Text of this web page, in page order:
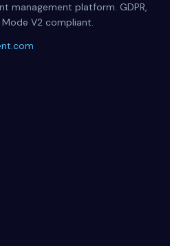
management platform. GDPR,
Mode V2 compliant.